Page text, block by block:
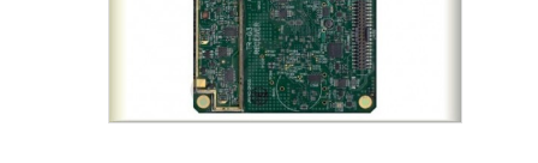
ZNAČKOVACÍ SPREJE SOPPEC